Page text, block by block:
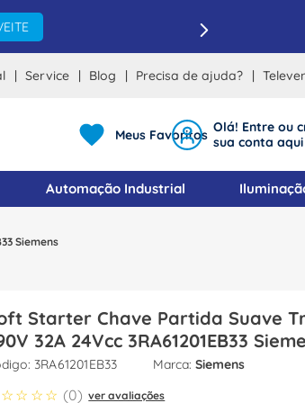
Service Blog Precisa de ajuda?
Meus Favoritos
Automação Industrial
Siemens
Starter Chave Partida Suave
32A 24Vcc 3RA61201EB33
: 3RA61201EB33 Siemens
☆ ☆ ☆ ☆ (0) ver avaliações